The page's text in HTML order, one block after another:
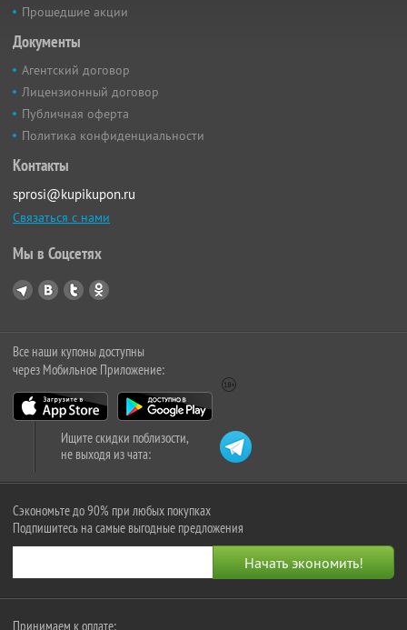
Прошедшие акции
Документы
Агентский договор
Лицензионный договор
Публичная оферта
Политика конфиденциальности
Контакты
sprosi@kupikupon.ru
Связаться с нами
Мы в Соцсетях
Все наши купоны доступны
через Мобильное Приложение:
Ищите скидки поблизости,
не выходя из чата:
Сэкономьте до 90% при любых покупках
Подпишитесь на самые выгодные предложения
Принимаем к оплате: